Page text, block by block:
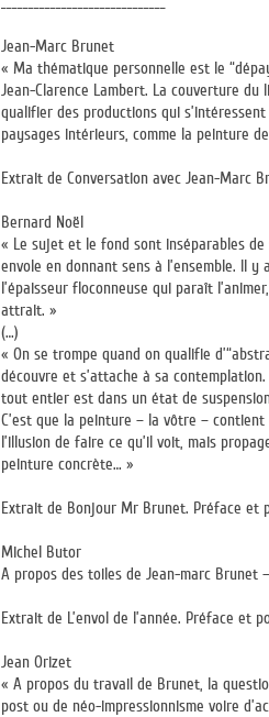
Jean-Marc Brunet
« Ma thématique personnelle est le
Jean-Clarence Lambert. La couverture du
qualifier des productions qui
paysages intérieurs, comme la peinture
Extrait de Conversation avec Jean-Marc
Bernard Noël
« Le sujet et le fond sont inséparables de
envole en donnant sens à l’ensemble. Il
l’épaisseur floconneuse qui paraît
attrait. »
(…)
« On se trompe quand on qualifie
découvre et s’attache à sa
tout entier est dans un état de
C’est que la peinture – la vôtre –
l’illusion de faire ce qu’il voit, mais
peinture concrète… »
Extrait de Bonjour Mr Brunet. Préface et
Michel Butor
A propos des toiles de Jean-marc Brunet
Extrait de L’envol de l’année. Préface et
Jean Orizet
« A propos du travail de Brunet, la
post ou de néo-impressionnisme voire